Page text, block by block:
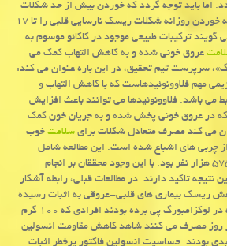
اما باید توجه گردد كه خوردن بیش از حد شكلات
می تواند خطرناك باشد چراكه خوردن روزانه شكلات ریسك نارسایی قلبی را تا ۱۷
گویند تركیبات طبیعی موجود در كاكائو موسوم به
عروق خونی شده و به كاهش التهاب كمك می
سرپرست تیم تحقیق، در این باره عنوان می كند:
مهم فلاوونوئیدهاست كه با كاهش التهاب و
باشد. فلاوونوئیدها می توانند باعث افزایش
در عروق خونی پخش شده و به جریان خون كمك
می كند مصرف متعادل شكلات برایسلامتخوب
چربی های اشباع شده است. این مطالعه شامل
بررسی ۵ تحقیق با بیش از ۵۷۵ هزار نفر بود. با این وجود محققان بر انجام
نتیجه تاكید دارند. در مطالعات قبلی، رابطه آشكار
ریسك بیماری های قلبی-عروقی به اثبات رسیده
است. محققان در این مطالعه در لوكزامبورگ پی برده بودند افرادی كه ۱۰۰ گرم
مصرف می كنند شاهد كاهش مقاومت انسولین
بودند. حساسیت انسولین فاكتور پرخطر اثبات